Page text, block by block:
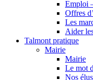
Emploi
Offres
Les
Aider
Talmont pratique
Mairie
Mairie
Le mot
Nos élus